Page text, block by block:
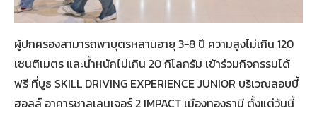
ผู้ปกครองสามารถพาบุตรหลานอายุ 3-8 ปี ความสูงไม่เกิน 120
เซนติเมตร และน้ำหนักไม่เกิน 20 กิโลกรัม เข้าร่วมกิจกรรมได้
ฟรี ที่บูธ SKILL DRIVING EXPERIENCE JUNIOR บริเวณลอบบี้
ฮอลล์ อาคารชาลเลนเจอร์ 2 IMPACT เมืองทองธานี ตั้งแต่วันนี้